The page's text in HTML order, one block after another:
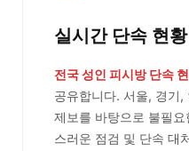
실시간 단속 현
전국 성인 피시방 단속
공유합니다. 서울, 경기
제보를 바탕으로 불필
스러운 점검 및 단속 대